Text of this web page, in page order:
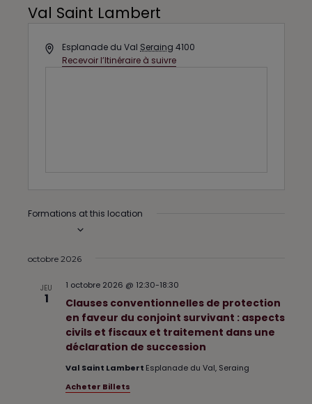
Val Saint Lambert
A
Esplanade du Val Seraing 4100
Recevoir l’Itinéraire à suivre
Formations at this location
é
octobre 2026
JEU
1
Clauses conventionnelles de protection
en faveur du conjoint survivant : aspects
civils et fiscaux et traitement dans une
déclaration de succession
1 octobre 2026 @ 12:30-18:30
Val Saint Lambert Esplanade du Val, Seraing
Acheter Billets